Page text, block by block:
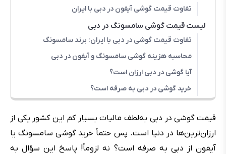
تفاوت قیمت گوشی آیفون در دبی با ایران
لیست قیمت گوشی سامسونگ در دبی
تفاوت قیمت گوشی در دبی با ایران: برند سامسونگ
محاسبه هزینه گوشی سامسونگ و آیفون در دبی
آیا گوشی در دبی ارزان است؟
خرید گوشی در دبی به صرفه است؟
قیمت گوشی در دبی به‌لطف مالیات بسیار کم این کشور یکی از
ارزان‌ترین‌ها در دنیا است. پس حتماً خرید گوشی سامسونگ یا
آیفون از دبی به صرفه است؟ نه لزوماً! پاسخ این سؤال به